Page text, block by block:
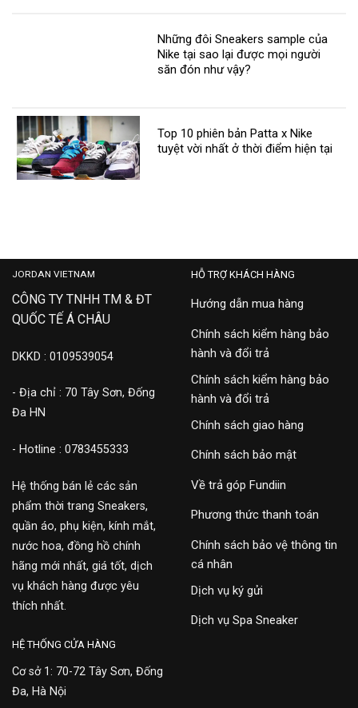
Những đôi Sneakers sample của
Nike tại sao lại được mọi người
săn đón như vậy?
Top 10 phiên bản Patta x Nike
tuyệt vời nhất ở thời điểm hiện tại
JORDAN VIETNAM
CÔNG TY TNHH TM & ĐT
QUỐC TẾ Á CHÂU
DKKD : 0109539054
- Địa chỉ : 70 Tây Sơn, Đống
Đa HN
- Hotline : 0783455333
Hệ thống bán lẻ các sản
phẩm thời trang Sneakers,
quần áo, phụ kiện, kính mắt,
nước hoa, đồng hồ chính
hãng mới nhất, giá tốt, dịch
vụ khách hàng được yêu
thích nhất.
HỖ TRỢ KHÁCH HÀNG
Hướng dẫn mua hàng
Chính sách kiểm hàng bảo
hành và đổi trả
Chính sách kiểm hàng bảo
hành và đổi trả
Chính sách giao hàng
Chính sách bảo mật
Về trả góp Fundiin
Phương thức thanh toán
Chính sách bảo vệ thông tin
cá nhân
Dịch vụ ký gửi
Dịch vụ Spa Sneaker
HỆ THỐNG CỬA HÀNG
Cơ sở 1: 70-72 Tây Sơn, Đống
Đa, Hà Nội